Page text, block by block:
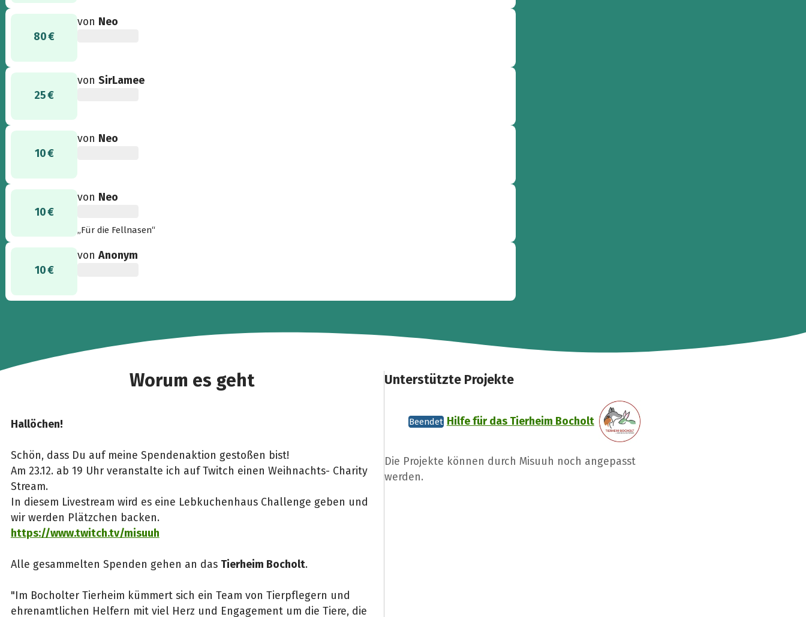
80 €
von Neo
25 €
vonSirLamee
10 €
von Neo
10 €
von Neo
„Für die Fellnasen“
10 €
vonAnonym
Worum es geht
Hallöchen!
Schön, dass Du auf meine Spendenaktion gestoßen bist!
Am 23.12. ab 19 Uhr veranstalte ich auf Twitch einen Weihnachts- Charity
Stream.
In diesem Livestream wird es eine Lebkuchenhaus Challenge geben und
wir werden Plätzchen backen.
https://www.twitch.tv/misuuh
Alle gesammelten Spenden gehen an das Tierheim Bocholt.
"Im Bocholter Tierheim kümmert sich ein Team von Tierpflegern und
ehrenamtlichen Helfern mit viel Herz und Engagement um die Tiere, die
Unterstützte Projekte
Beendet Hilfe für das Tierheim Bocholt
Die Projekte können durch Misuuh noch angepasst
werden.